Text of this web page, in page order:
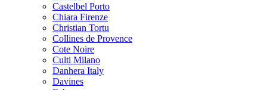
Castelbel Porto
Chiara Firenze
Christian Tortu
Collines de Provence
Cote Noire
Culti Milano
Danhera Italy
Davines